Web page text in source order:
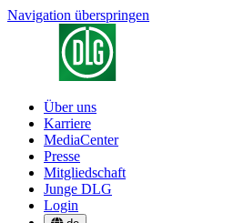
Navigation überspringen
Über uns
Karriere
MediaCenter
Presse
Mitgliedschaft
Junge DLG
Login